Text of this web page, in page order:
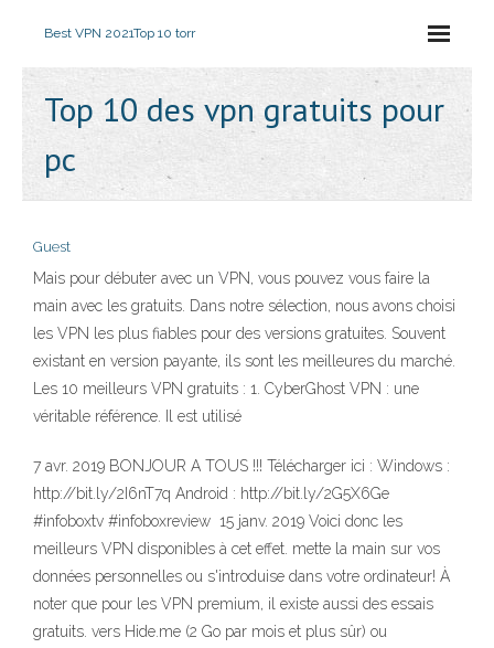
Best VPN 2021Top 10 torr
Top 10 des vpn gratuits pour
pc
Guest
Mais pour débuter avec un VPN, vous pouvez vous faire la
main avec les gratuits. Dans notre sélection, nous avons choisi
les VPN les plus fiables pour des versions gratuites. Souvent
existant en version payante, ils sont les meilleures du marché.
Les 10 meilleurs VPN gratuits : 1. CyberGhost VPN : une
véritable référence. Il est utilisé
7 avr. 2019 BONJOUR A TOUS !!! Télécharger ici : Windows :
http://bit.ly/2I6nT7q Android : http://bit.ly/2G5X6Ge
#infoboxtv #infoboxreview 15 janv. 2019 Voici donc les
meilleurs VPN disponibles à cet effet. mette la main sur vos
données personnelles ou s'introduise dans votre ordinateur! À
noter que pour les VPN premium, il existe aussi des essais
gratuits. vers Hide.me (2 Go par mois et plus sûr) ou